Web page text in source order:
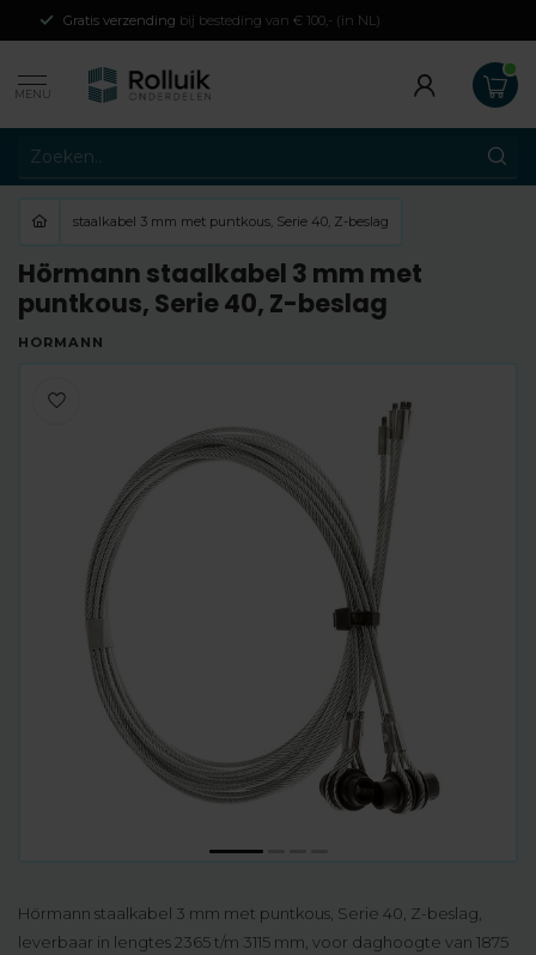
Gratis verzending bij besteding van € 100,- (in NL)
MENU
staalkabel 3 mm met puntkous, Serie 40, Z-beslag
Hörmann staalkabel 3 mm met
puntkous, Serie 40, Z-beslag
HÖRMANN
Hörmann staalkabel 3 mm met puntkous, Serie 40, Z-beslag,
leverbaar in lengtes 2365 t/m 3115 mm, voor daghoogte van 1875